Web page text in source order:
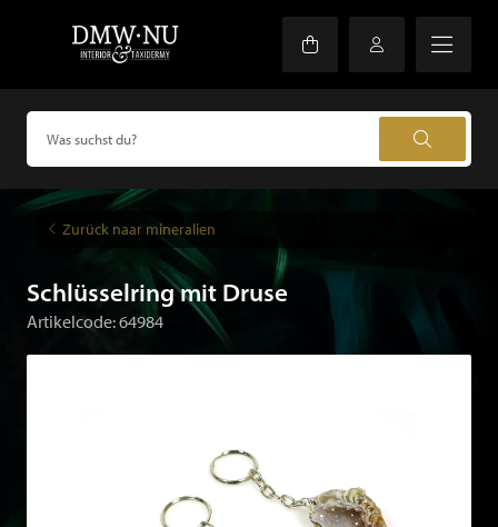
Zurück naar mineralien
Schlüsselring mit Druse
Artikelcode: 64984